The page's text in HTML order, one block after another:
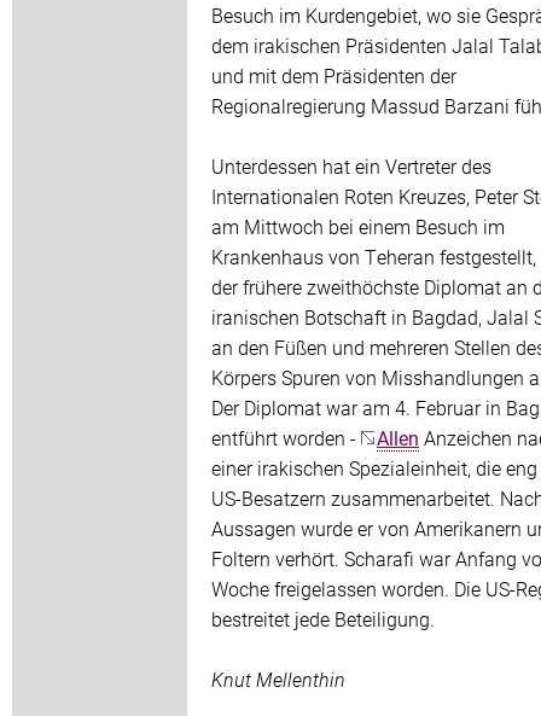
Besuch im Kurdengebiet, wo sie
dem irakischen Präsidenten Jalal
und mit dem Präsidenten der
Regionalregierung Massud Barzani
Unterdessen hat ein Vertreter des
Internationalen Roten Kreuzes, Peter
am Mittwoch bei einem Besuch im
Krankenhaus von Teheran
der frühere zweithöchste Diplomat an
iranischen Botschaft in Bagdad, Jalal
an den Füßen und mehreren Stellen
Körpers Spuren von Misshandlungen
Der Diplomat war am 4. Februar in
entführt worden -
Allen Anzeichen
einer irakischen Spezialeinheit, die
US-Besatzern zusammenarbeitet.
Aussagen wurde er von Amerikanern
Foltern verhört. Scharafi war Anfang
Woche freigelassen worden. Die US-
bestreitet jede Beteiligung.
Knut Mellenthin